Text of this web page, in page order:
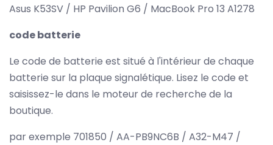
Asus K53SV / HP Pavilion G6 / MacBook Pro 13 A1278
code batterie
Le code de batterie est situé à l'intérieur de chaque
batterie sur la plaque signalétique. Lisez le code et
saisissez-le dans le moteur de recherche de la
boutique.
par exemple 701850 / AA-PB9NC6B / A32-M47 /